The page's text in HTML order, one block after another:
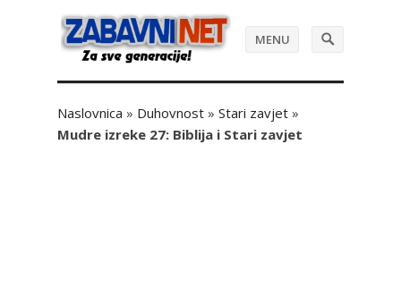
MENU
Naslovnica » Duhovnost » Stari zavjet »
Mudre izreke 27: Biblija i Stari zavjet